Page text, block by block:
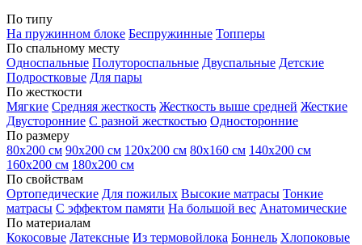
По типу
На пружинном блоке Беспружинные Топперы
По спальному месту
Односпальные Полутороспальные Двуспальные Детские
Подростковые Для пары
По жесткости
Мягкие Средняя жесткость Жесткость выше средней Жесткие
Двусторонние С разной жесткостью Односторонние
По размеру
80х200 см 90х200 см 120х200 см 80х160 см 140х200 см
160х200 см 180х200 см
По свойствам
Ортопедические Для пожилых Высокие матрасы Тонкие
матрасы С эффектом памяти На большой вес Анатомические
По материалам
Кокосовые Латексные Из термовойлока Боннель Хлопоковые